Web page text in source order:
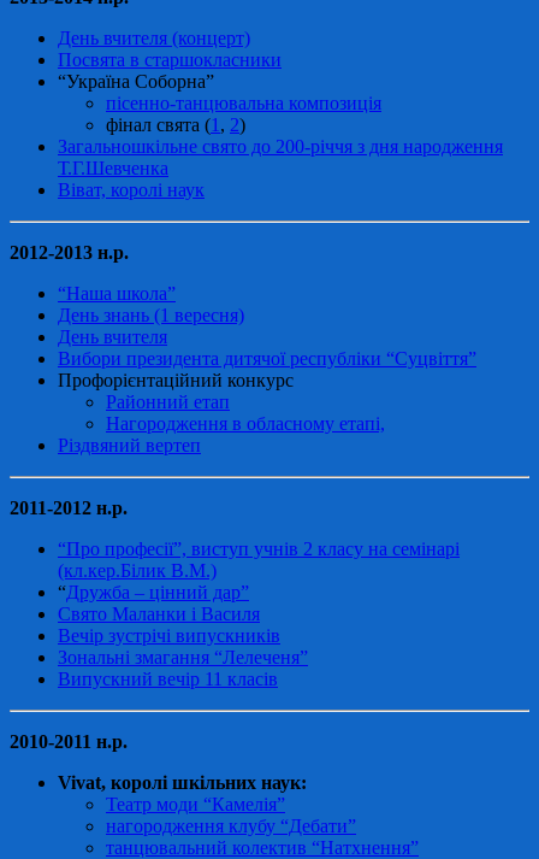
День вчителя (концерт)
Посвята в старшокласники
“Україна Соборна”
пісенно-танцювальна композиція
фінал свята (1 , 2)
Загальношкільне свято до 200-річчя з дня народження
Т.Г.Шевченка
Віват, королі наук
2012-2013 н.р.
“Наша школа”
День знань (1 вересня)
День вчителя
Вибори президента дитячої республіки “Суцвіття”
Профорієнтаційний конкурс
Районний етап
Нагородження в обласному етапі,
Різдвяний вертеп
2011-2012 н.р.
“Про професії”, виступ учнів 2 класу на семінарі
(кл.кер.Білик В.М.)
“Дружба – цінний дар”
Свято Маланки і Василя
Вечір зустрічі випускників
Зональні змагання “Лелеченя”
Випускний вечір 11 класів
2010-2011 н.р.
Vivat, королі шкільних наук:
Театр моди “Камелія”
нагородження клубу “Дебати”
танцювальний колектив “Натхнення”